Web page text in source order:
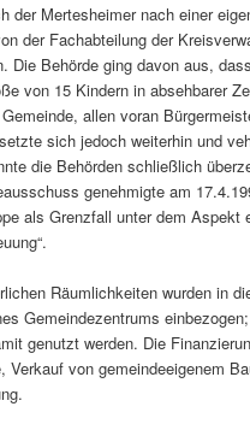
der Mertesheimer nach einer
der Fachabteilung der
Die Behörde ging davon aus,
von 15 Kindern in absehbarer
allen voran
sich jedoch weiterhin und
die Behörden schließlich
genehmigte am
als Grenzfall unter dem Aspekt
Räumlichkeiten wurden in
Gemeindezentrums
genutzt werden. Die
Verkauf von gemeindeeigenem